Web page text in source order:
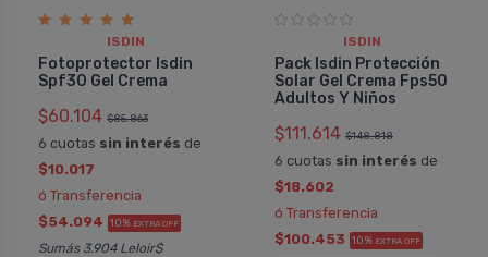
ISDIN
Fotoprotector Isdin
Spf30 Gel Crema
$60.104 $85.863
6 cuotas sin interés de
$10.017
ó Transferencia
$54.094 10% EXTRA OFF
Sumás 3.904 Leloir$
ISDIN
Pack Isdin Protección
Solar Gel Crema Fps50
Adultos Y Niños
$111.614 $148.818
6 cuotas sin interés de
$18.602
ó Transferencia
$100.453 10% EXTRA OFF